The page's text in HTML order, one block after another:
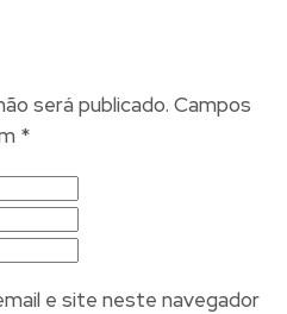
será publicado. Campos
*
e site neste navegador